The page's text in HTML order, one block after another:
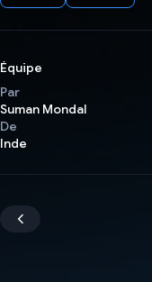
Équipe
Par
Suman Mondal
De
Inde